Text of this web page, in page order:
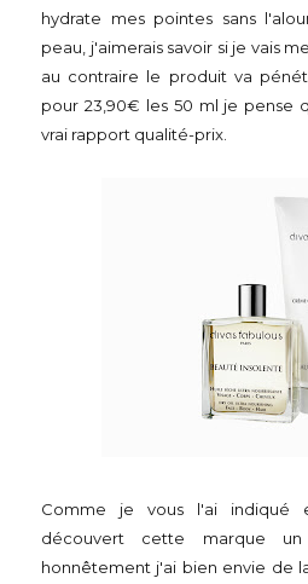
hydrate mes pointes sans
peau, j'aimerais savoir si je vais
au contraire le produit va
pour 23,90€ les 50 ml je pense
vrai rapport qualité-prix.
Comme je vous l'ai indiqué
découvert cette marque
honnêtement j'ai bien envie de